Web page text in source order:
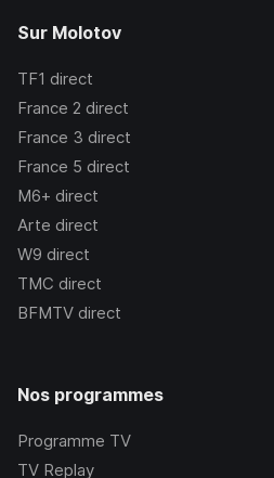
Sur Molotov
TF1 direct
France 2 direct
France 3 direct
France 5 direct
M6+ direct
Arte direct
W9 direct
TMC direct
BFMTV direct
Nos programmes
Programme TV
TV Replay